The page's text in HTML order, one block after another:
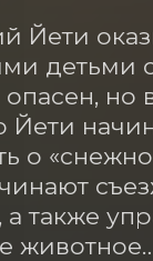
Йети
детьми
но
Йети
о
а также